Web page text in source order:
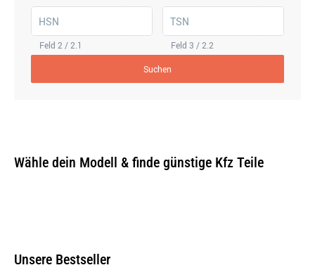
HSN
Feld 2 / 2.1
TSN
Feld 3 / 2.2
Suchen
Wähle dein Modell & finde günstige Kfz Teile
Unsere Bestseller